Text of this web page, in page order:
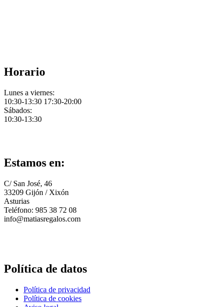
Horario
Lunes a viernes:
10:30-13:30 17:30-20:00
Sábados:
10:30-13:30
Estamos en:
C/ San José, 46
33209 Gijón / Xixón
Asturias
Teléfono: 985 38 72 08
info@matiasregalos.com
Política de datos
Política de privacidad
Política de cookies